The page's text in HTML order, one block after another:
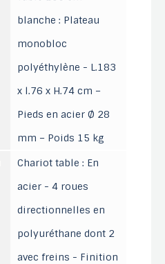
blanche : Plateau
monobloc
polyéthylène - L.183
x l.76 x H.74 cm –
Pieds en acier Ø 28
mm – Poids 15 kg
Chariot table : En
acier - 4 roues
directionnelles en
polyuréthane dont 2
avec freins - Finition